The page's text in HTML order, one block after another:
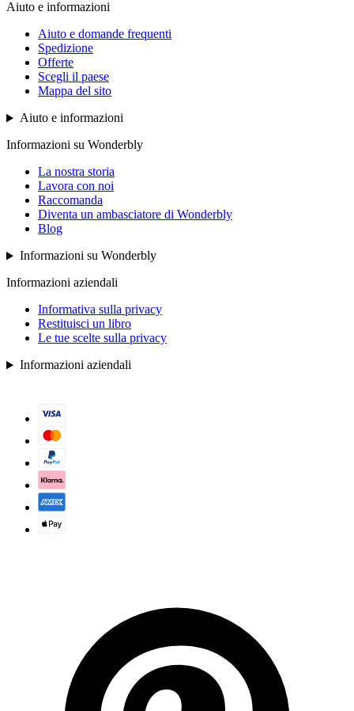
Aiuto e informazioni
Aiuto e domande frequenti
Spedizione
Offerte
Scegli il paese
Mappa del sito
Aiuto e informazioni
Informazioni su Wonderbly
La nostra storia
Lavora con noi
Raccomanda
Diventa un ambasciatore di Wonderbly
Blog
Informazioni su Wonderbly
Informazioni aziendali
Informativa sulla privacy
Restituisci un libro
Le tue scelte sulla privacy
Informazioni aziendali